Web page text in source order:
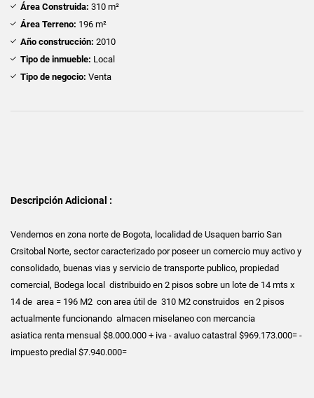
Área Construida: 310 m²
Área Terreno: 196 m²
Año construcción: 2010
Tipo de inmueble: Local
Tipo de negocio: Venta
Descripción Adicional :
Vendemos en zona norte de Bogota, localidad de Usaquen barrio San
Crsitobal Norte, sector caracterizado por poseer un comercio muy activo y
consolidado, buenas vias y servicio de transporte publico, propiedad
comercial, Bodega local distribuido en 2 pisos sobre un lote de 14 mts x
14 de area = 196 M2 con area útil de 310 M2 construidos en 2 pisos
actualmente funcionando almacen miselaneo con mercancia
asiatica renta mensual $8.000.000 + iva - avaluo catastral $969.173.000= -
impuesto predial $7.940.000=